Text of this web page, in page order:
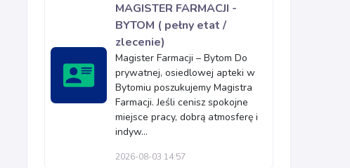
MAGISTER FARMACJI -
BYTOM ( pełny etat /
zlecenie)
Magister Farmacji – Bytom Do
prywatnej, osiedlowej apteki w
Bytomiu poszukujemy Magistra
Farmacji. Jeśli cenisz spokojne
miejsce pracy, dobrą atmosferę i
indyw...
2026-08-03 14:57